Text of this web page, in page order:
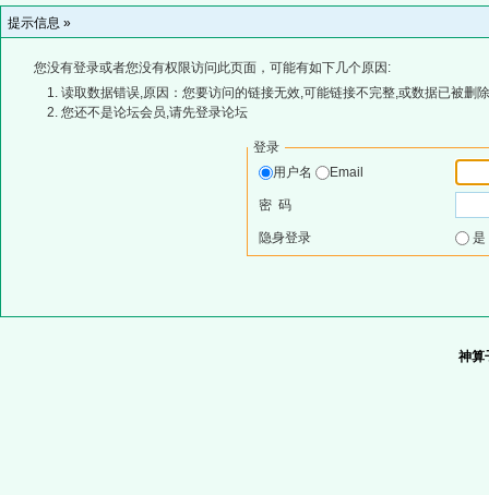
提示信息 »
您没有登录或者您没有权限访问此页面，可能有如下几个原因:
读取数据错误,原因：您要访问的链接无效,可能链接不完整,或数据已被删
您还不是论坛会员,请先登录论坛
登录
用户名
Email
密 码
隐身登录
神算